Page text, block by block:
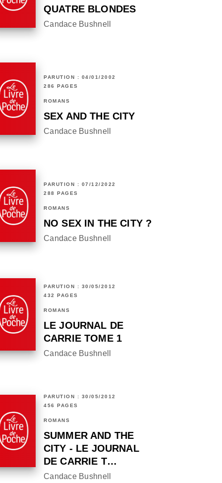
QUATRE BLONDES
Candace Bushnell
PARUTION : 04/01/2002
286 PAGES
ROMANS
SEX AND THE CITY
Candace Bushnell
PARUTION : 07/12/2022
288 PAGES
ROMANS
NO SEX IN THE CITY ?
Candace Bushnell
PARUTION : 30/05/2012
432 PAGES
ROMANS
LE JOURNAL DE
CARRIE TOME 1
Candace Bushnell
PARUTION : 30/05/2012
456 PAGES
ROMANS
SUMMER AND THE
CITY - LE JOURNAL
DE CARRIE T…
Candace Bushnell